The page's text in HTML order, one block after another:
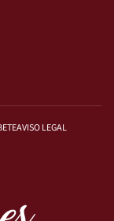
AVISO LEGAL